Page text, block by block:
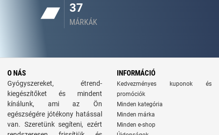
37
MÁRKÁK
O NÁS
Gyógyszereket, étrend-
kiegészítőket és mindent
kínálunk, ami az Ön
egészségére jótékony hatással
van. Szeretünk segíteni, ezért
INFORMÁCIÓ
Kedvezményes kuponok és
promóciók
Minden kategória
Minden márka
Minden e-shop